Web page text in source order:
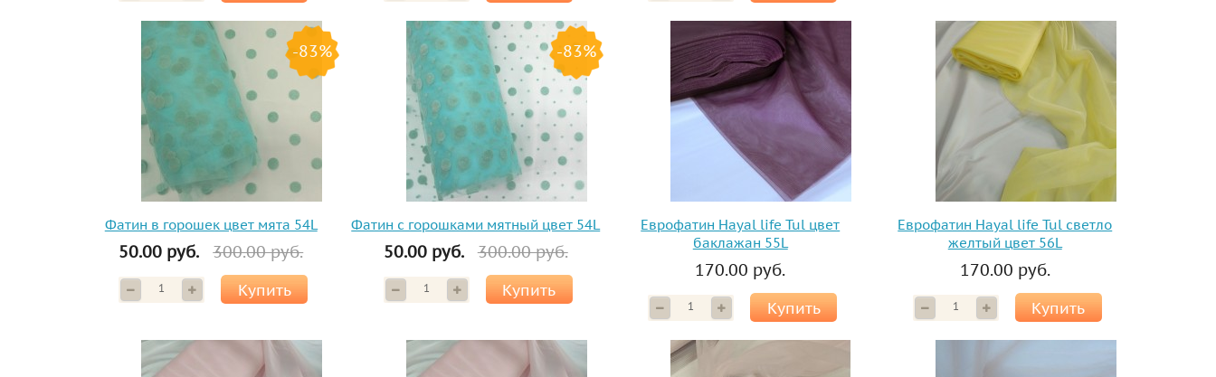
-83%
Фатин в горошек цвет мята 54L
50.00 руб. 300.00 руб.
Купить
-83%
Фатин с горошками мятный цвет 54L
50.00 руб. 300.00 руб.
Купить
Еврофатин Hayal life Tul цвет
баклажан 55L
170.00 руб.
Купить
Еврофатин Hayal life Tul светло
желтый цвет 56L
170.00 руб.
Купить